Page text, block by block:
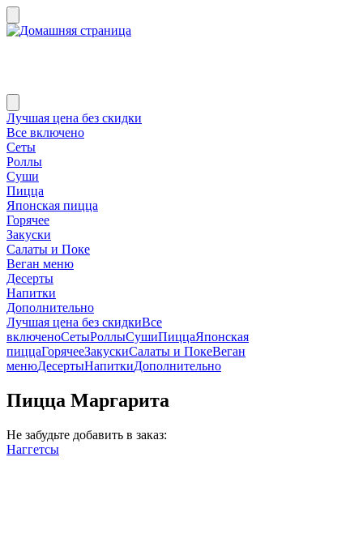
Лучшая цена без скидки
Все включено
Сеты
Роллы
Суши
Пицца
Японская пицца
Горячее
Закуски
Салаты и Поке
Веган меню
Десерты
Напитки
Дополнительно
Лучшая цена без скидкиВсе
включеноСетыРоллыСушиПиццаЯпонская
пиццаГорячееЗакускиСалаты и ПокеВеган
менюДесертыНапиткиДополнительно
Пицца Маргарита
Не забудьте добавить в заказ:
Наггетсы